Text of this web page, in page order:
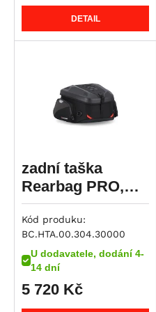
R 1150 RT
HP2 Enduro
R nineT Pure
R nineT Racer
R nineT Urban G/S
R nineT Urban G/S
R nineT-5
K 1200 GT
K 1200 R
K 1200 S
DETAIL
U dodavatele, dodání 4-
14 dní
zadní taška
Rearbag PRO,
22-34 litrů
Kód produku:
BC.HTA.00.304.30000
5 720 Kč